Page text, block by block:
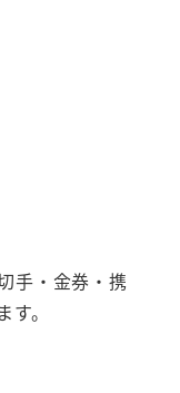
手・金券・携
。